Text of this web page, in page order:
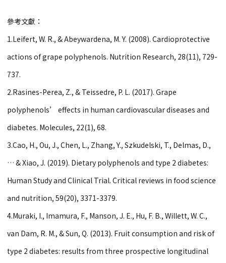
參考文獻：
1.Leifert, W. R., & Abeywardena, M. Y. (2008). Cardioprotective
actions of grape polyphenols. Nutrition Research, 28(11), 729-
737.
2.Rasines-Perea, Z., & Teissedre, P. L. (2017). Grape
polyphenols’ effects in human cardiovascular diseases and
diabetes. Molecules, 22(1), 68.
3.Cao, H., Ou, J., Chen, L., Zhang, Y., Szkudelski, T., Delmas, D.,
… & Xiao, J. (2019). Dietary polyphenols and type 2 diabetes:
Human Study and Clinical Trial. Critical reviews in food science
and nutrition, 59(20), 3371-3379.
4.Muraki, I., Imamura, F., Manson, J. E., Hu, F. B., Willett, W. C.,
van Dam, R. M., & Sun, Q. (2013). Fruit consumption and risk of
type 2 diabetes: results from three prospective longitudinal